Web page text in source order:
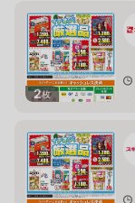
2枚